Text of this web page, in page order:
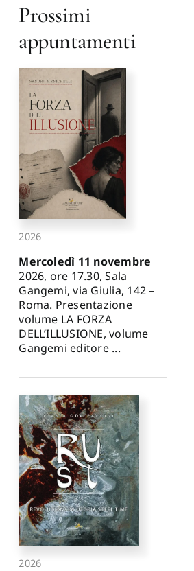
Prossimi
appuntamenti
2026
Mercoledì 11 novembre
2026, ore 17.30, Sala
Gangemi, via Giulia, 142 –
Roma. Presentazione
volume LA FORZA
DELL’ILLUSIONE, volume
Gangemi editore ...
2026